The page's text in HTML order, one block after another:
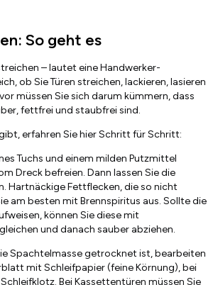
So geht es
– lautet eine Handwerker-
ob Sie Türen streichen, lackieren, lasieren
müssen Sie sich darum kümmern, dass
fettfrei und staubfrei sind.
erfahren Sie hier Schritt für Schritt:
Tuchs und einem milden Putzmittel
Dreck befreien. Dann lassen Sie die
Hartnäckige Fettflecken, die so nicht
am besten mit Brennspiritus aus. Sollte die
können Sie diese mit
und danach sauber abziehen.
Spachtelmasse getrocknet ist, bearbeiten
mit Schleifpapier (feine Körnung), bei
Bei Kassettentüren müssen Sie